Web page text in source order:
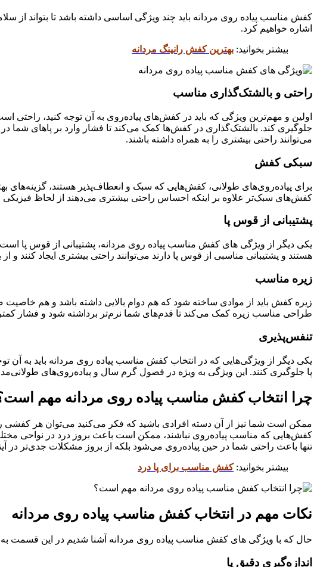
کفش مناسب پیاده روی مردانه باید چند ویژگی اساسی داشته باشد تا بتواند از
اشاره خواهیم کرد.
بیشتر بخوانید: بهترین کفش رانینگ مردانه
راحتی و بالشتک‌گذاری مناسب
اولین و مهم‌ترین ویژگی که باید در کفش‌های پیاده‌روی به آن توجه کنید،
جلوگیری کند. بالشتک‌گذاری در کفش‌ها کمک می‌کند تا فشار وارد بر پاهای شما
می‌توانند راحتی بیشتری را به همراه داشته باشند.
سبکی کفش
برای پیاده‌روی‌های طولانی، کفش‌هایی که سبک و انعطاف‌پذیر هستند،
کفش‌های سبک‌تر علاوه بر اینکه احساس راحتی بیشتری می‌دهند از لحاظ فیزیکی
پشتیبانی از قوس پا
یکی دیگر از ویژگی های کفش مناسب پیاده روی مردانه، پشتیبانی از قوس پا
هستند و پشتیبانی مناسبی از قوس پا دارند می‌توانند راحتی بیشتری ایجاد کنند و
زیره مناسب
زیره کفش باید از موادی ساخته شود که هم دوام بالایی داشته باشد و هم
طراحی مناسب زیره کمک می‌کند تا قدم‌های شما نرم‌تر برداشته شود و فشار
تنفس‌پذیری
یکی دیگر از ویژگی‌هایی که در انتخاب کفش مناسب پیاده روی مردانه باید به
پا جلوگیری کنند. این ویژگی به ویژه در فصول گرم سال و پیاده‌روی‌های
چرا انتخاب کفش مناسب پیاده روی مردانه مهم
ممکن است شما نیز از آن دسته افرادی باشید که فکر می‌کنید می‌توان هر کفشی
کفش‌هایی که مناسب پیاده‌روی نباشند، ممکن است باعث بروز درد در نواحی
تنها باعث راحتی شما در حین پیاده‌روی می‌شود بلکه از بروز مشکلات جدی‌تر در
بیشتر بخوانید:کفش مناسب برای پا درد
نکات مهم در انتخاب کفش مناسب پیاده روی مردانه
حال که با ویژگی های کفش مناسب پیاده روی مردانه آشنا شدیم در این قسمت به
اندازه‌گیری دقیق پا